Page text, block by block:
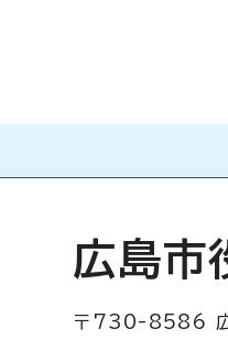
広島市
〒730-8586